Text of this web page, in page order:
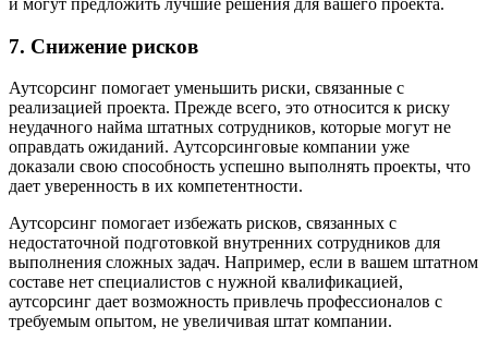
и могут предложить лучшие решения для вашего проекта.
7. Снижение рисков
Аутсорсинг помогает уменьшить риски, связанные с
реализацией проекта. Прежде всего, это относится к риску
неудачного найма штатных сотрудников, которые могут не
оправдать ожиданий. Аутсорсинговые компании уже
доказали свою способность успешно выполнять проекты, что
дает уверенность в их компетентности.
Аутсорсинг помогает избежать рисков, связанных с
недостаточной подготовкой внутренних сотрудников для
выполнения сложных задач. Например, если в вашем штатном
составе нет специалистов с нужной квалификацией,
аутсорсинг дает возможность привлечь профессионалов с
требуемым опытом, не увеличивая штат компании.